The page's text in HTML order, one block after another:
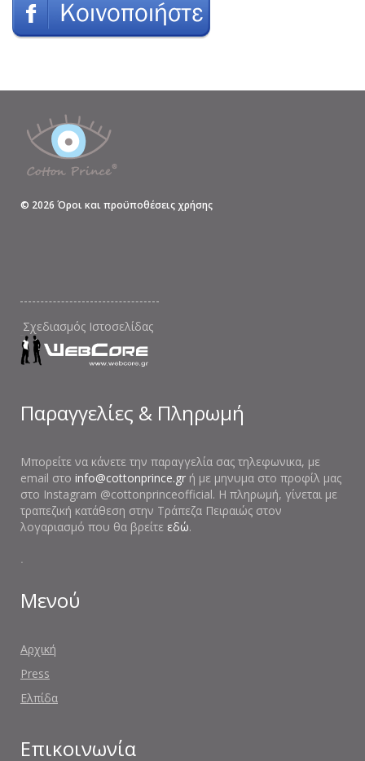
© 2026 Όροι και προϋποθέσεις χρήσης
Σχεδιασμός Ιστοσελίδας
Παραγγελίες & Πληρωμή
Μπορείτε να κάνετε την παραγγελία σας τηλεφωνικα, με
email στο info@cottonprince.gr ή με μηνυμα στο προφίλ μας
στο Instagram @cottonprinceofficial. Η πληρωμή, γίνεται με
τραπεζική κατάθεση στην Τράπεζα Πειραιώς στον
λογαριασμό που θα βρείτε εδώ.
Μενού
Αρχική
Press
Ελπίδα
Επικοινωνία